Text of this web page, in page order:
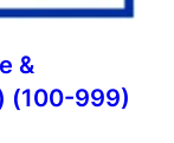
&
(100-999)